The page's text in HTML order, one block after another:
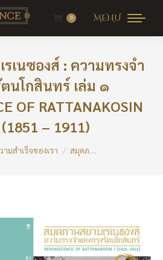
MENU
0
เนซองส์ : ความทรงจำ
นโกสินทร์ เล่ม ๑
OF RATTANAKOSIN
– 1911)
ามสำเร็จของเรา สมุดภ…